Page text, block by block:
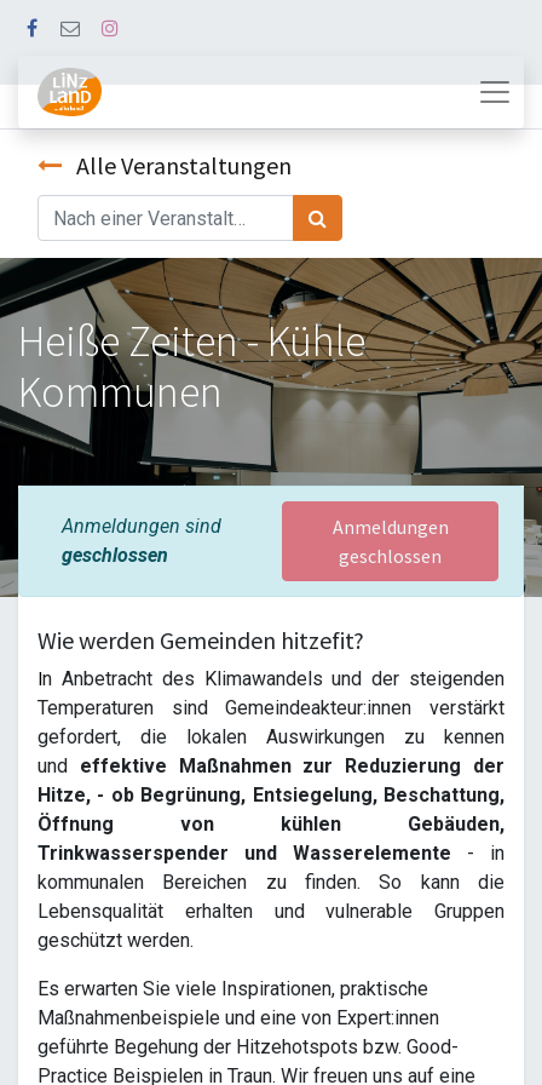
Alle Veranstaltungen
Heiße Zeiten - Kühle
Kommunen
Anmeldungen sind
geschlossen
Anmeldungen
geschlossen
Wie werden Gemeinden hitzefit?
n Anbetracht des Klimawandels und der steigenden
Temperaturen sind Gemeindeakteur:innen verstärkt
gefordert, die lokalen Auswirkungen zu kennen
und effektive Maßnahmen zur Reduzierung der
Hitze, - ob Begrünung, Entsiegelung, Beschattung,
Öffnung von kühlen Gebäuden,
Trinkwasserspender und Wasserelemente - in
kommunalen Bereichen zu finden. So kann die
Lebensqualität erhalten und vulnerable Gruppen
geschützt werden.
Es erwarten Sie viele Inspirationen, praktische
Maßnahmenbeispiele und eine von Expert:innen
geführte Begehung der Hitzehotspots bzw. Good-
Practice Beispielen in Traun. Wir freuen uns auf eine